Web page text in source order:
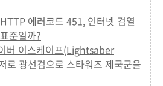
에러코드 451, 인터넷 검열
준일까?
버 이스케이프(Lightsaber
로 광선검으로 스타워즈 제국군을